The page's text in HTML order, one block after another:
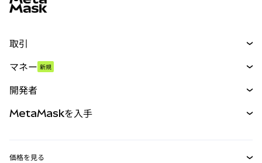
取引
パーペチュアル
RWA
マネー 新規
開発者
MetaMaskを入手
価格を見る